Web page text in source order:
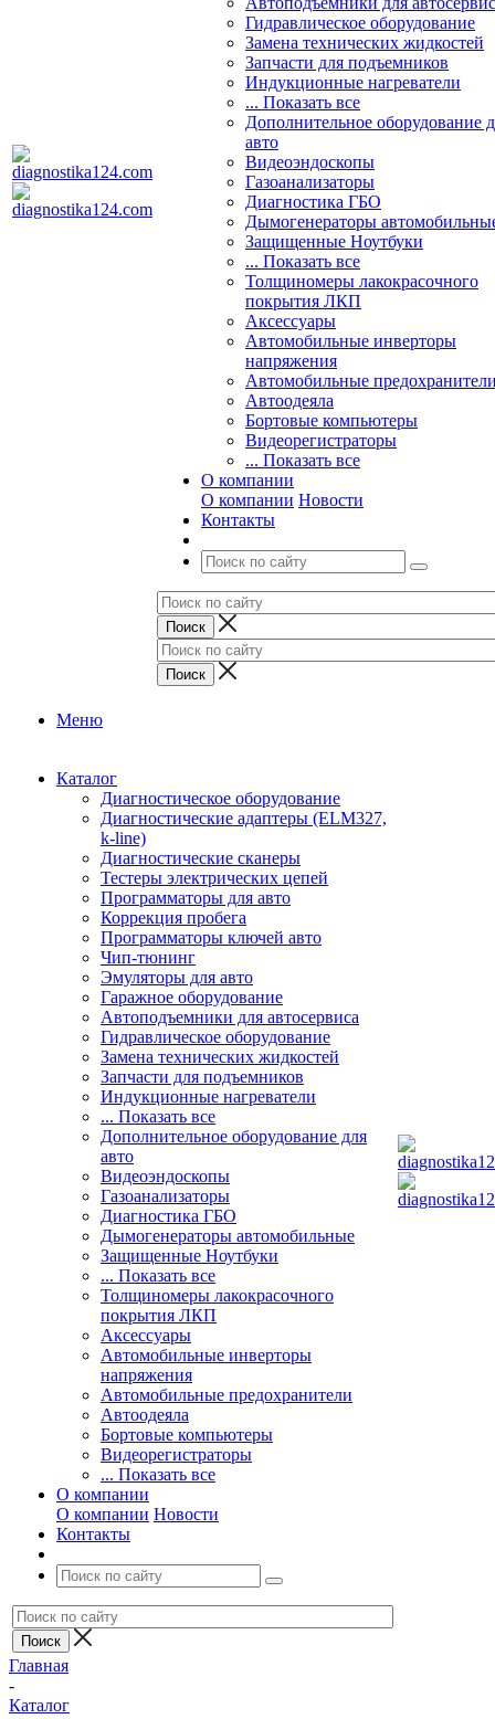
Гидравлическое оборудование
Замена технических жидкостей
Запчасти для подъемников
Индукционные нагреватели
... Показать все
Дополнительное оборудование
авто
Видеоэндоскопы
Газоанализаторы
Диагностика ГБО
Дымогенераторы
Защищенные Ноутбуки
... Показать все
Толщиномеры лакокрасочного
покрытия ЛКП
Аксессуары
Автомобильные инверторы
напряжения
Автомобильные
Автоодеяла
Бортовые компьютеры
Видеорегистраторы
... Показать все
О компании
О компании Новости
Контакты
Меню
Каталог
Диагностическое оборудование
Диагностические адаптеры (ELM327,
k-line)
Диагностические сканеры
Тестеры электрических цепей
Программаторы для авто
Коррекция пробега
Программаторы ключей авто
Чип-тюнинг
Эмуляторы для авто
Гаражное оборудование
Автоподъемники для автосервиса
Гидравлическое оборудование
Замена технических жидкостей
Запчасти для подъемников
Индукционные нагреватели
... Показать все
Дополнительное оборудование для
авто
Видеоэндоскопы
Газоанализаторы
Диагностика ГБО
Дымогенераторы автомобильные
Защищенные Ноутбуки
... Показать все
Толщиномеры лакокрасочного
покрытия ЛКП
Аксессуары
Автомобильные инверторы
напряжения
Автомобильные предохранители
Автоодеяла
Бортовые компьютеры
Видеорегистраторы
... Показать все
О компании
О компании Новости
Контакты
Главная
-
Каталог